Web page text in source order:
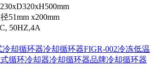
51mm x200mm
50HZ,4A
冷却循环器冷却循环器FIGR-002冷冻低温
循环冷却器冷却循环器品牌冷却循环器